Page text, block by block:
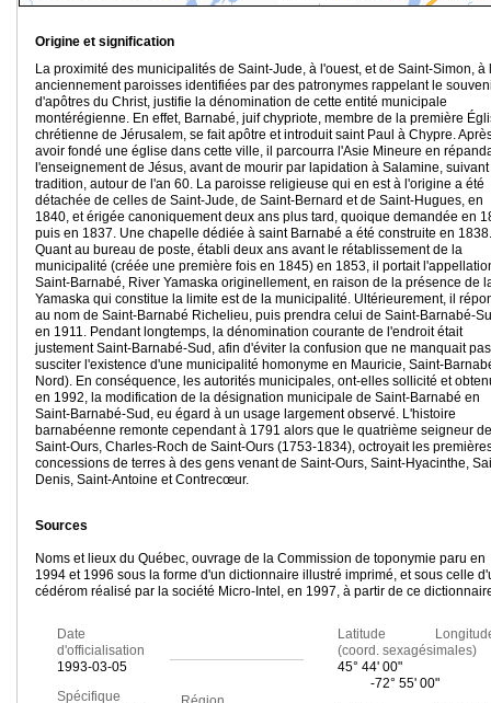
Origine et signification
La proximité des municipalités de Saint-Jude, à l'ouest, et de Saint-Simon, à
anciennement paroisses identifiées par des patronymes rappelant le
d'apôtres du Christ, justifie la dénomination de cette entité municipale
montérégienne. En effet, Barnabé, juif chypriote, membre de la première
chrétienne de Jérusalem, se fait apôtre et introduit saint Paul à Chypre.
avoir fondé une église dans cette ville, il parcourra l'Asie Mineure en
l'enseignement de Jésus, avant de mourir par lapidation à Salamine,
tradition, autour de l'an 60. La paroisse religieuse qui en est à l'origine a été
détachée de celles de Saint-Jude, de Saint-Bernard et de Saint-Hugues, en
1840, et érigée canoniquement deux ans plus tard, quoique demandée en
puis en 1837. Une chapelle dédiée à saint Barnabé a été construite en 1838.
Quant au bureau de poste, établi deux ans avant le rétablissement de la
municipalité (créée une première fois en 1845) en 1853, il portait
Saint-Barnabé, River Yamaska originellement, en raison de la présence de
Yamaska qui constitue la limite est de la municipalité. Ultérieurement, il
au nom de Saint-Barnabé Richelieu, puis prendra celui de Saint-Barnabé-
en 1911. Pendant longtemps, la dénomination courante de l'endroit était
justement Saint-Barnabé-Sud, afin d'éviter la confusion que ne manquait
susciter l'existence d'une municipalité homonyme en Mauricie, Saint-
Nord). En conséquence, les autorités municipales, ont-elles sollicité et
en 1992, la modification de la désignation municipale de Saint-Barnabé en
Saint-Barnabé-Sud, eu égard à un usage largement observé. L'histoire
barnabéenne remonte cependant à 1791 alors que le quatrième seigneur de
Saint-Ours, Charles-Roch de Saint-Ours (1753-1834), octroyait les
concessions de terres à des gens venant de Saint-Ours, Saint-Hyacinthe,
Denis, Saint-Antoine et Contrecœur.
Sources
Noms et lieux du Québec, ouvrage de la Commission de toponymie paru en
1994 et 1996 sous la forme d'un dictionnaire illustré imprimé, et sous celle
cédérom réalisé par la société Micro-Intel, en 1997, à partir de ce
Date
d'officialisation
1993-03-05
Spécifique
Latitude
(coord. sexagésimales)
45° 44' 00"
-72° 55' 00"